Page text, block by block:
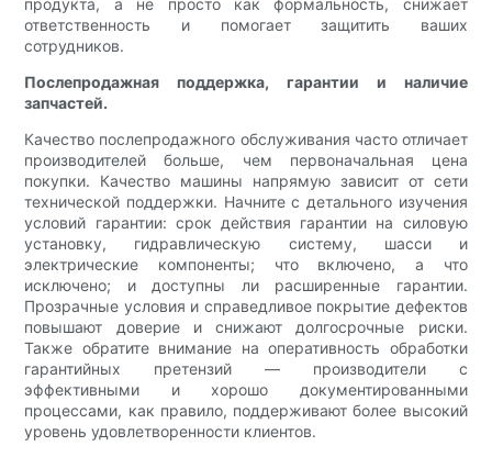
продукта, а не просто как формальность, снижает
ответственность и помогает защитить ваших
сотрудников.
Послепродажная поддержка, гарантии и наличие
запчастей.
Качество послепродажного обслуживания часто отличает
производителей больше, чем первоначальная цена
покупки. Качество машины напрямую зависит от сети
технической поддержки. Начните с детального изучения
условий гарантии: срок действия гарантии на силовую
установку, гидравлическую систему, шасси и
электрические компоненты; что включено, а что
исключено; и доступны ли расширенные гарантии.
Прозрачные условия и справедливое покрытие дефектов
повышают доверие и снижают долгосрочные риски.
Также обратите внимание на оперативность обработки
гарантийных претензий — производители с
эффективными и хорошо документированными
процессами, как правило, поддерживают более высокий
уровень удовлетворенности клиентов.